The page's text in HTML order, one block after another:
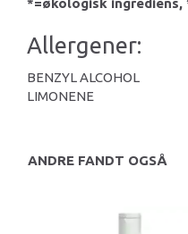
Allergener:
BENZYL ALCOHOL
LIMONENE
ANDRE FANDT OGSÅ